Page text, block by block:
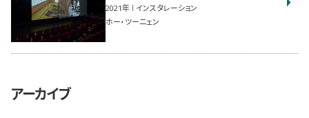
2021
インスタレーション
ホー・ツーニェン
アーカイブ